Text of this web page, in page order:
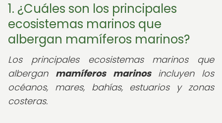
1. ¿Cuáles son los principales
ecosistemas marinos que
albergan mamíferos marinos?
Los principales ecosistemas marinos que
albergan mamíferos marinosincluyen los
océanos, mares, bahías, estuarios y zonas
costeras.